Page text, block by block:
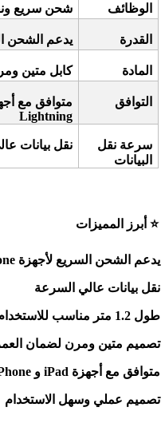
الوظائف شحن سريع
القدرة يدعم الشحن
المادة كابل متين
التوافق متوافق مع
Lightning
سرعة نقل
البيانات
نقل بيانات
⭐ أبرز المميزات
يدعم الشحن السريع لأجهزة
نقل بيانات عالي السرعة
طول 1.2 متر مناسب للاستخدام اليومي والسفر
تصميم متين ومرن لضمان
متوافق مع أجهزة و iPad
تصميم عملي وسهل الاستخدام